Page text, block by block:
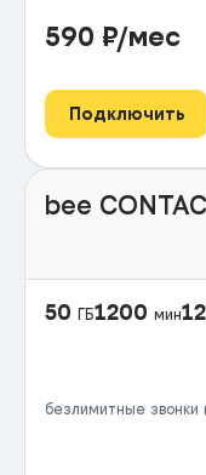
590 ₽/мес
Подключить
bee
50 ГБ1200 мин
безлимитные звонки